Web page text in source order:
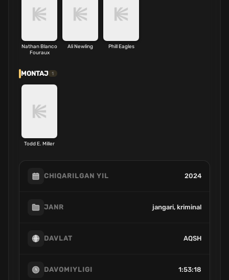
Nathan Blanco
Fouraux
Ali Newling Phill Eagles
MONTAJ 1
Todd E. Miller
CHIQARILGAN YIL 2024
JANR jangari, kriminal
DAVLAT AQSH
DAVOMIYLIGI 1:53:18